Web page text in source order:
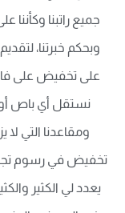
جميع راتبنا
وبحكم خبرتنا،
على تخفيض على
نستقل أي باص أو
ومقاعدنا التي
تخفيض في رسوم
يعدد لي الكثير